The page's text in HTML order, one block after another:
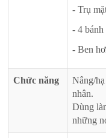
- Trụ
- 4
- Ben
Chức năng
Nâng/
nhân.
Dùng
những